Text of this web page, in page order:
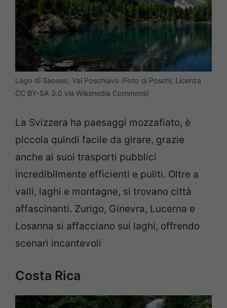
Lago di Saoseo, Val Poschiavo (Foto di Poschi. Licenza
CC BY-SA 3.0 via Wikimedia Commons)
La Svizzera ha paesaggi mozzafiato, è
piccola quindi facile da girare, grazie
anche ai suoi trasporti pubblici
incredibilmente efficienti e puliti. Oltre a
valli, laghi e montagne, si trovano città
affascinanti. Zurigo, Ginevra, Lucerna e
Losanna si affacciano sui laghi, offrendo
scenari incantevoli
Costa Rica